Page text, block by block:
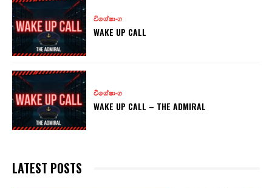
විශේෂාංග
WAKE UP CALL
විශේෂාංග
WAKE UP CALL – THE ADMIRAL
LATEST POSTS